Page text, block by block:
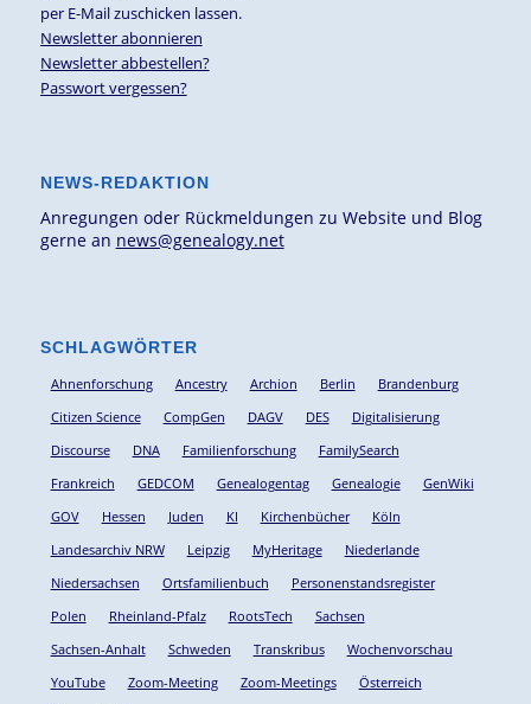
per E-Mail zuschicken lassen.
Newsletter abonnieren
Newsletter abbestellen?
Passwort vergessen?
NEWS-REDAKTION
Anregungen oder Rückmeldungen zu Website und Blog
gerne an news@genealogy.net
SCHLAGWÖRTER
Ahnenforschung Ancestry Archion Berlin
Brandenburg
Citizen Science
CompGen DAGV DES
Digitalisierung
Discourse
DNA Familienforschung
FamilySearch
Frankreich
GEDCOM Genealogentag Genealogie
GenWiki
GOV
Hessen Juden KI Kirchenbücher
Köln
Landesarchiv NRW
Leipzig MyHeritage
Niederlande
Niedersachsen
Ortsfamilienbuch
Personenstandsregister
Polen
Rheinland-Pfalz RootsTech
Sachsen
Sachsen-Anhalt
Schweden Transkribus
Wochenvorschau
YouTube
Zoom-Meeting Zoom-Meetings
Österreich